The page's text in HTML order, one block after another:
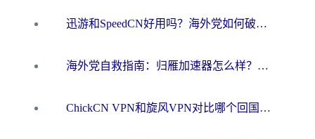
迅游和SpeedCN好用吗？海外党如何破解那道看不见的墙
海外党自救指南：归雁加速器怎么样？教你避开坑实现国内资源无缝访问
ChickCN VPN和旋风VPN对比哪个回国效果更好？海外用户的选择困境与出路